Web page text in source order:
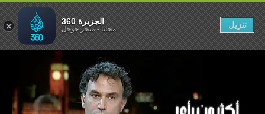
الشرق الأوسط
الجزيرة 360
مجاناً-متجر جوجل تنزيل